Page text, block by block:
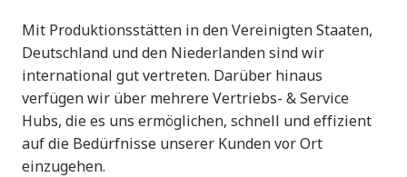
Mit Produktionsstätten in den Vereinigten Staaten,
Deutschland und den Niederlanden sind wir
international gut vertreten. Darüber hinaus
verfügen wir über mehrere Vertriebs- & Service
Hubs, die es uns ermöglichen, schnell und effizient
auf die Bedürfnisse unserer Kunden vor Ort
einzugehen.